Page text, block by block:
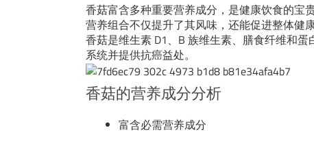
香菇富含多种重要营养成分，是健康饮食的宝
营养组合不仅提升了其风味，还能促进整体健康
香菇是维生素 D1、B 族维生素、膳食纤维和
系统并提供抗癌益处。
香菇的营养成分分析
富含必需营养成分